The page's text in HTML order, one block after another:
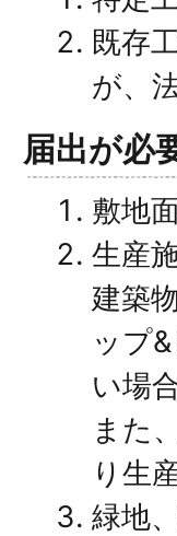
既存
が、
届出が必
敷地
生産
建築
ップ
い場
また
り生
緑地